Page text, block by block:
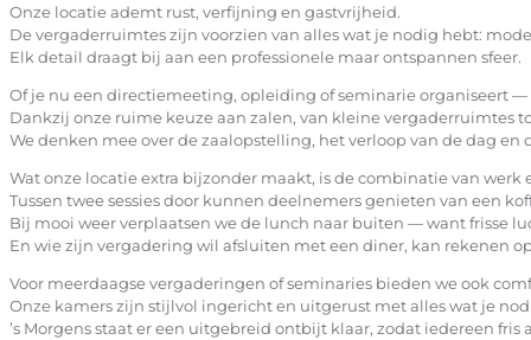
Onze locatie ademt rust, verfijning en gastvrijheid.
De vergaderruimtes zijn voorzien van alles wat je nodig hebt:
Elk detail draagt bij aan een professionele maar ontspannen sfeer.
Of je nu een directiemeeting, opleiding of seminarie organiseert
Dankzij onze ruime keuze aan zalen, van kleine
We denken mee over de zaalopstelling, het verloop van de dag
Wat onze locatie extra bijzonder maakt, is de combinatie van werk
Tussen twee sessies door kunnen deelnemers genieten van een
Bij mooi weer verplaatsen we de lunch naar buiten — want frisse
En wie zijn vergadering wil afsluiten met een diner, kan rekenen
Voor meerdaagse vergaderingen of seminaries bieden we ook
Onze kamers zijn stijlvol ingericht en uitgerust met alles wat je
’s Morgens staat er een uitgebreid ontbijt klaar, zodat iedereen fris